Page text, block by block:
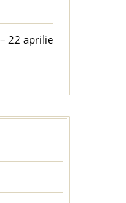
22 aprilie